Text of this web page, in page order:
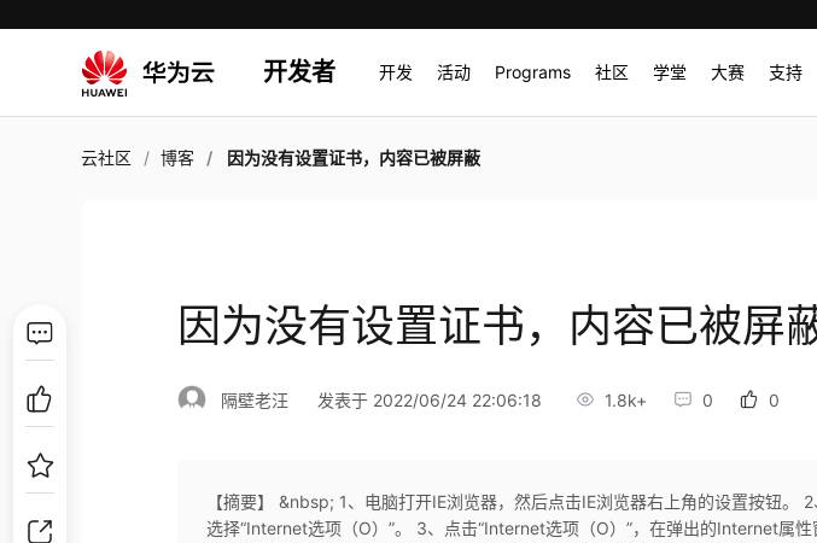
开发者 开发 活动 Programs 社区 学堂 大赛 支持
云社区 博客 因为没有设置证书，内容已被屏蔽
因为没有设置证书，内容已被屏
隔壁老汪 发表于 2022/06/24 22:06:18 1.8k+ 0 0
【摘要】 &nbsp; 1、电脑打开IE浏览器，然后点击IE浏览器右上角的设置按钮。
选择“Internet选项（O）”。 3、点击“Internet选项（O）”，在弹出的Internet属